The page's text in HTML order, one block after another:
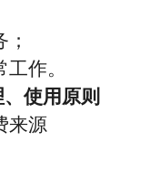
作。
使用原则
来源